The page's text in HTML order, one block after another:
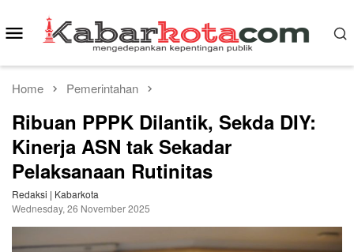
to
content
Mobile
Menu
Home Pemerintahan
Ribuan PPPK Dilantik, Sekda DIY:
Kinerja ASN tak Sekadar
Pelaksanaan Rutinitas
Redaksi | Kabarkota
Wednesday, 26 November 2025